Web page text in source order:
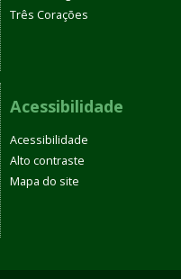
Três Corações
Acessibilidade
Acessibilidade
Alto contraste
Mapa do site